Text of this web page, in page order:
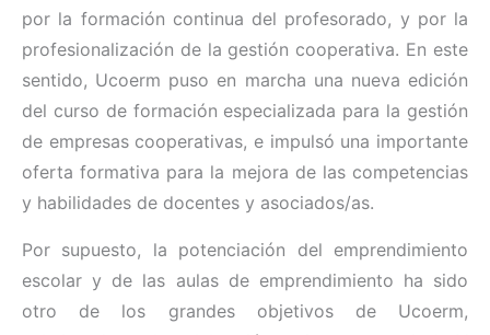
por la formación continua del profesorado, y por la
profesionalización de la gestión cooperativa. En este
sentido, Ucoerm puso en marcha una nueva edición
del curso de formación especializada para la gestión
de empresas cooperativas, e impulsó una importante
oferta formativa para la mejora de las competencias
y habilidades de docentes y asociados/as.
Por supuesto, la potenciación del emprendimiento
escolar y de las aulas de emprendimiento ha sido
otro de los grandes objetivos de Ucoerm,